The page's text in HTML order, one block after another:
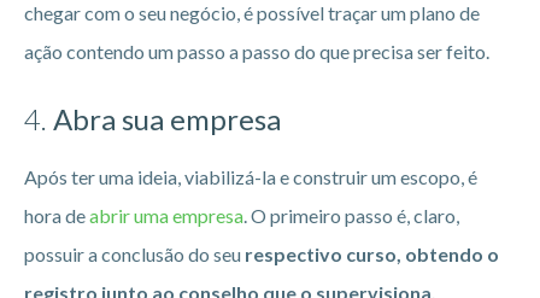
chegar com o seu negócio, é possível traçar um plano de
ação contendo um passo a passo do que precisa ser feito.
4. Abra sua empresa
Após ter uma ideia, viabilizá-la e construir um escopo, é
hora deabrir uma empresa. O primeiro passo é, claro,
possuir a conclusão do seu respectivo curso, obtendo o
registro junto ao conselho que o supervisiona.